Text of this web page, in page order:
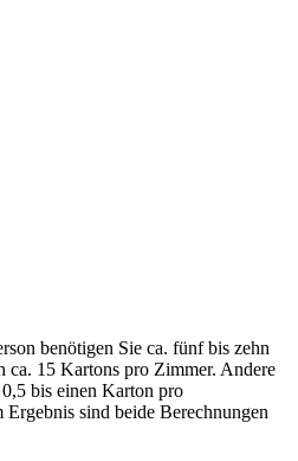
benötigen Sie ca. fünf bis zehn
ca. 15 Kartons pro Zimmer. Andere
bis einen Karton pro
sind beide Berechnungen